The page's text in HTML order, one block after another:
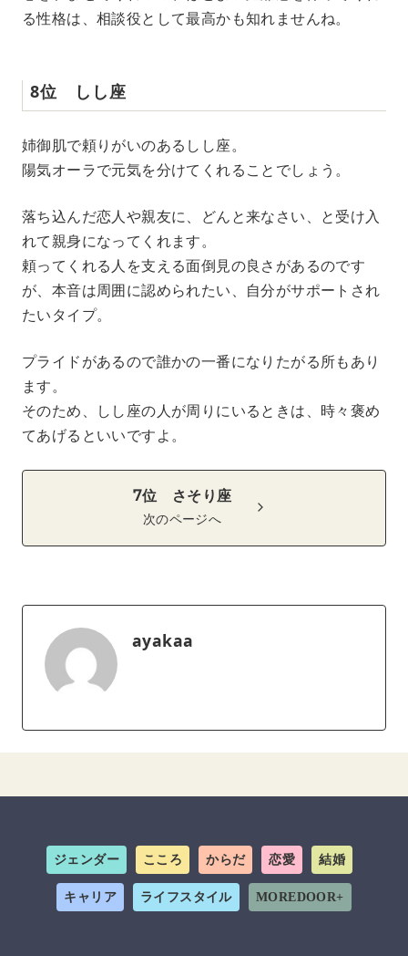
る性格は、相談役として最高かも知れませんね。
8位 しし座
姉御肌で頼りがいのあるしし座。
陽気オーラで元気を分けてくれることでしょう。
落ち込んだ恋人や親友に、どんと来なさい、と受け入
れて親身になってくれます。
頼ってくれる人を支える面倒見の良さがあるのです
が、本音は周囲に認められたい、自分がサポートされ
たいタイプ。
プライドがあるので誰かの一番になりたがる所もあり
ます。
そのため、しし座の人が周りにいるときは、時々褒め
てあげるといいですよ。
7位 さそり座
次のページへ
ayakaa
ジェンダー こころ からだ 恋愛 結婚
キャリア ライフスタイル MOREDOOR+